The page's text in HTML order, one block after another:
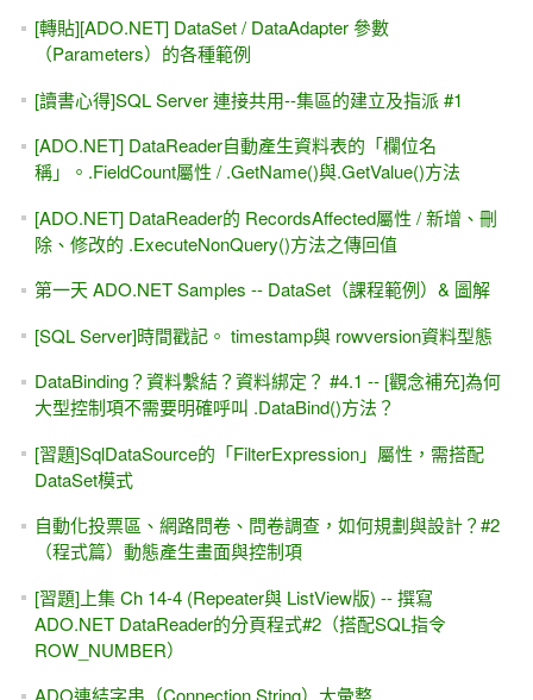
Day 6 - 自己寫程式連結資料庫 & 跨平台(Web + Windows)範
例
Day 5 - SqlDataSource各種變化 與 "半"手工製作
Day 2 - PostBack & AutoPostBack，第一天的回家作業
Day 1 - Visual Studio無痛入門 & 「防呆」與「驗證」
2017/03/01 (三) 19:30~21:00
[試讀 & SQL Injection #2 ] 從會員登入＆ SQL Injection範例，
討論教學的流程
[試讀 & SQL Injection #1 ] ASP.NET學習教材 (第二版)
ADO.NET。2017/03/29週三晚上19:30~21:00
程Youtube影片教學
台中科技大學資管系 -- 從SOA到 Web Service / WCF